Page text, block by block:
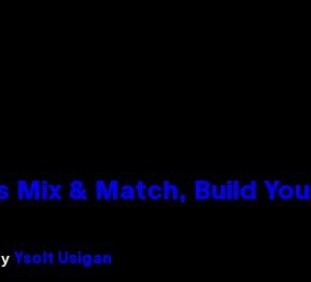
Mix & Match, Build
Ysolt Usigan